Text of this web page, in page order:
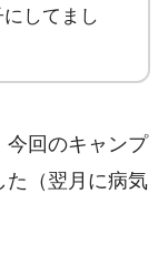
してまし
今回のキャンプ
た（翌月に病気